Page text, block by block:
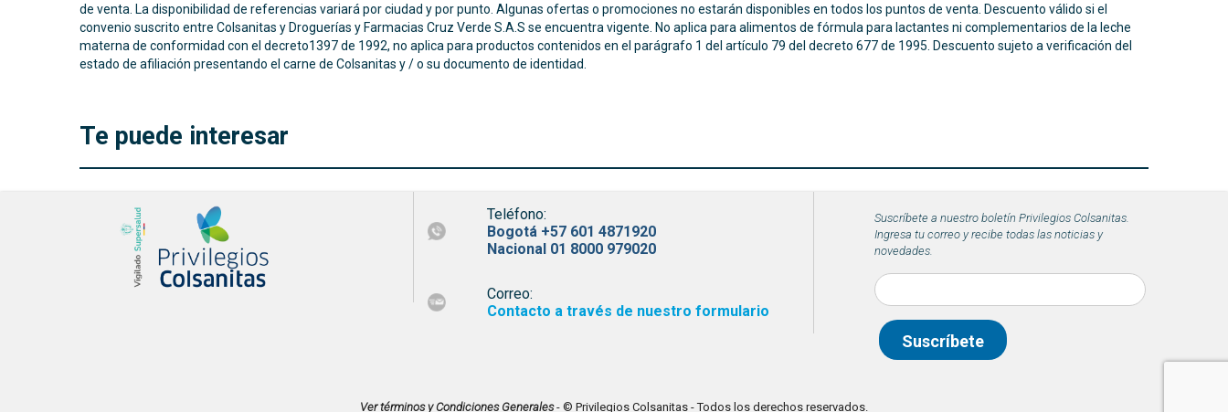
de venta. La disponibilidad de referencias variará por ciudad y por punto. Algunas ofertas o promociones no estarán disponibles en todos los puntos de venta. Descuento válido si el
convenio suscrito entre Colsanitas y Droguerías y Farmacias Cruz Verde S.A.S se encuentra vigente. No aplica para alimentos de fórmula para lactantes ni complementarios de la leche
materna de conformidad con el decreto1397 de 1992, no aplica para productos contenidos en el parágrafo 1 del artículo 79 del decreto 677 de 1995. Descuento sujeto a verificación del
estado de afiliación presentando el carne de Colsanitas y / o su documento de identidad.
Te puede interesar
Teléfono:
Bogotá +57 601 4871920
Nacional 01 8000 979020
Correo:
Contacto a través de nuestro formulario
Suscríbete a nuestro boletín Privilegios Colsanitas.
Ingresa tu correo y recibe todas las noticias y
novedades.
Ver términos y Condiciones Generales- © Privilegios Colsanitas - Todos los derechos reservados.